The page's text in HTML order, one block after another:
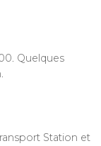
Quelques
Station et